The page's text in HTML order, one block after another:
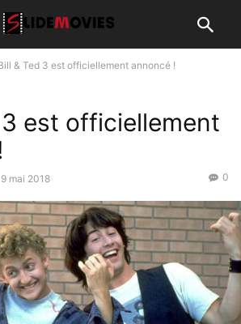
& Ted 3 est officiellement annoncé !
3 est officiellement
9 mai 2018 0